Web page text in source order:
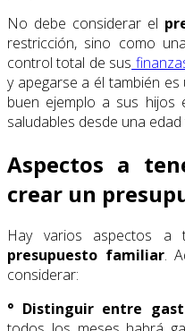
No debe considerar el
restricción, sino como
control total de sus
y apegarse a él también
buen ejemplo a sus hijos
saludables desde una
Aspectos a
crear un
Hay varios aspectos
presupuesto familiar.
considerar:
° Distinguir entre